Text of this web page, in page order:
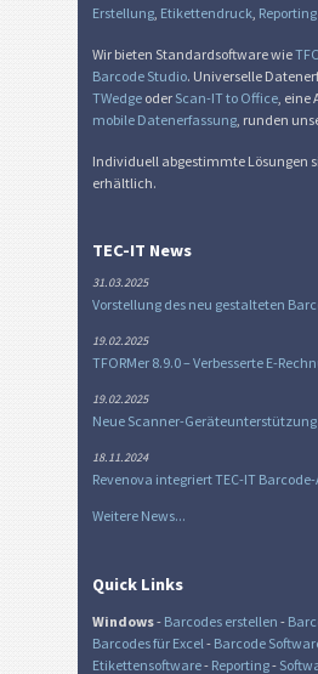
Erstellung Etikettendruck Reporting
Wir bieten Standardsoftware wie
Barcode Studio. Universelle
TWedge oder Scan-IT to Office ,
mobile Datenerfassung , runden
Individuell abgestimmte Lösungen
erhältlich.
TEC-IT News
31.03.2025
Vorstellung des neu gestalteten
19.02.2025
TFORMer 8.9.0 – Verbesserte E-
19.02.2025
Neue Scanner-
18.11.2024
Revenova integriert TEC-IT Barcode-
Weitere News...
Quick Links
Windows- Barcodes erstellen -
Barcodes für Excel - Barcode
Etikettensoftware- Reporting-